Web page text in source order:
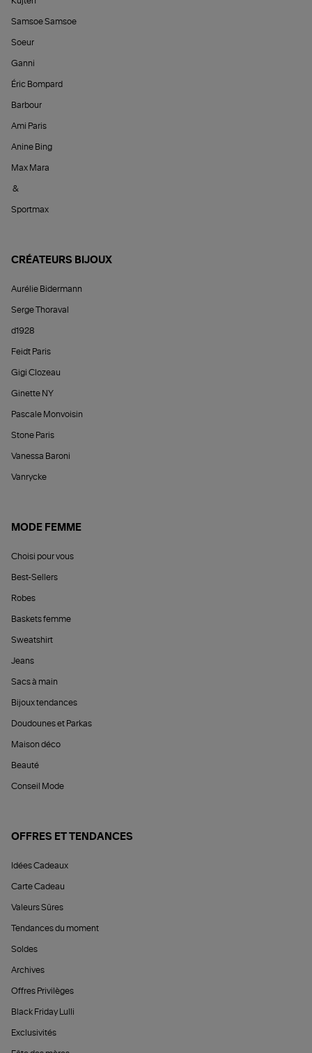
Samsoe Samsoe
Soeur
Ganni
Éric Bompard
Barbour
Ami Paris
Anine Bing
Max Mara
&
Sportmax
CRÉATEURS BIJOUX
Aurélie Bidermann
Serge Thoraval
d1928
Feidt Paris
Gigi Clozeau
Ginette NY
Pascale Monvoisin
Stone Paris
Vanessa Baroni
Vanrycke
MODE FEMME
Choisi pour vous
Best-Sellers
Robes
Baskets femme
Sweatshirt
Jeans
Sacs à main
Bijoux tendances
Doudounes et Parkas
Maison déco
Beauté
Conseil Mode
OFFRES ET TENDANCES
Idées Cadeaux
Carte Cadeau
Valeurs Sûres
Tendances du moment
Soldes
Archives
Offres Privilèges
Black Friday Lulli
Exclusivités